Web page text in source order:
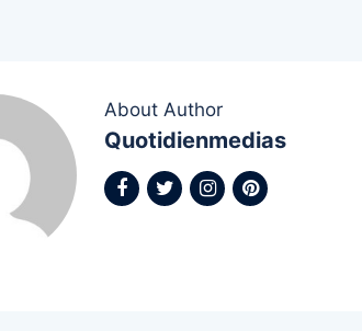
About Author
Quotidienmedias